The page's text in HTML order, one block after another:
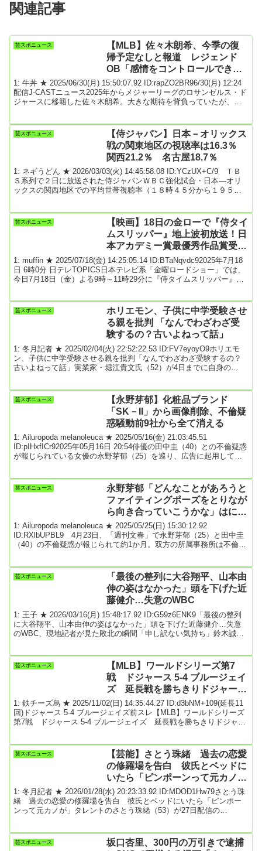
関連記事
芸スポニュース
【MLB】佐々木朗希、今季の復
帰予定なしと報道 レジェンド
OB「感情をコントロールできて
ないガキ」と批判
1: 牛丼 ★ 2025/06/30(月) 15:50:07.92 ID:rapZO2BR96/30(月) 12:24
配信J-CASTニュース2025年からメジャーリーグのロサンゼルス・ド
ジャースに移籍した佐々木朗希。大きな期待を背負っていたが、こ
し」という報道も出ている。佐々木朗希に何が起きているのか。現
地米国の報道を中心に追ってみよう。■メジャー移籍前は抜群の評価
芸スポニュース
【侍ジャパン】日本－オリックス
戦の関東地区の視聴率は16.3％
関西21.2％ 名古屋18.7％
1: ネギうどん ★ 2026/03/03(火) 14:45:58.08 ID:YCzUX+C/9 ＴＢ
Ｓ系列で２日に放送された侍ジャパンＷＢＣ強化試合・日本―オリ
ックスの関西地区での平均世帯視聴率（１８時４５分から１９５分
率（１９時９分から１７１分間）は１６・３％（平均個人視聴率
９・９％）、名古屋地区の平均世帯視聴率（１９時９分から１７１
分間）は１８・７％（平均個人視聴率１０...
芸スポニュース
【映画】18日の金ローで『侍タイ
ムスリッパー』地上波初放送！日
本アカデミー賞最優秀作品賞受賞
の話題作 見どころは？
1: muffin ★ 2025/07/18(金) 14:25:05.14 ID:BTaNqvdc92025年7月18
日 6時0分 日テレTOPICS日本テレビ系「金曜ロードショー」では、
今日7月18日（金）よる9時～11時29分に『侍タイムスリッパー』
送！『侍タイムスリッパー』は、超低予算の制作費と、わずかなス
タッフで撮影に挑み、公開当初はたった1館のみで上映されたとい
芸スポニュース
ホリエモン、子供に中学受験させ
る親を批判 「なんでわざわざ受
験するの？古いよねって話」
1: 冬月記者 ★ 2025/02/04(火) 22:52:22.53 ID:FV7eyoyO9ホリエモ
ン、子供に中学受験させる親を批判「なんでわざわざ受験するの？
古いよねって話」実業家・堀江貴文氏（52）が4日までに自身の
笑」とバッサリ。また「俺中学受験組な。変なのと関わらないよう
にするために受験したよ笑」といい「でも今はさ、N中等部みたいな
選択肢あるっしょ。なんでわざわざ受...
芸スポニュース
【永野芽郁】化粧品ブランド
「SK－II」から画像削除、不倫疑
惑騒動前9社から全て消える
1: Ailuropoda melanoleuca ★ 2025/05/16(金) 21:03:45.51
ID:pIHxfICr92025年05月16日 20:54俳優の田中圭（40）との不倫疑惑
が報じられている女優の永野芽郁（25）を巡り、広告に起用してい
は「NTTコミュニケーションズ」が永野の出演動画を削除。13日に
は「サントリー」「モスフードサービス」「三菱重...
芸スポニュース
永野芽郁「どんなことがあろうと
ファイティングポーズをとりなが
ら向き合っていこうかな」はにか
みながら誓った“女優継続スピー
チ”
1: Ailuropoda melanoleuca ★ 2025/05/25(日) 15:30:12.92
ID:RXlbUPBL9 4月23日、「週刊文春」で永野芽郁（25）と田中圭
（40）の不倫疑惑が報じられて約1か月。双方の所属事務所は不倫関
までスケジュールが埋まっているといわれるほどの永野だった。
（略）既婚者の男性を自宅に招くという自身の行動によって、大き
芸スポニュース
「最後の整列に大谷翔平、山本由
伸の姿はなかった」頭を下げた近
藤健介…失意のWBC
1: 王子 ★ 2026/03/16(月) 15:48:17.92 ID:G59z6ENK9「最後の整列
に大谷翔平、山本由伸の姿はなかった」頭を下げた近藤健介…失意
のWBC、現地記者が見た敗北の瞬間「申し訳ない気持ち」鈴木誠也
ラに敗れたWBC日本代表。試合終了からさらに1時間以上が経っても
姿を見せない選手たち。重苦しい雰囲気のなかで、現地記者が見た
芸スポニュース
【MLB】ワールドシリーズ第7
戦 ドジャース 5-4 ブルージェイ
ズ 延長戦を勝ちきりドジャース
連覇！山本由伸シリーズ3勝MVP
★5
1: 鉄チーズ烏 ★ 2025/11/02(日) 14:35:44.27 ID:d3bNM+109(延長11
回)ドジャース 5-4 ブルージェイズ前スレ【MLB】ワールドシリーズ
第7戦 ドジャース 5-4 ブルージェイズ 延長戦を勝ちきりドジャー
ほぼ完璧な対策ができていたのに勝負を決めるワンプレーが最後ま
で出なかったよなブル...
芸スポニュース
【芸能】さとう珠緒 過去の恋愛
の修羅場を告白 彼氏とベッドに
いたら「ピンポーンって元カノ
が」wwwwwww
1: 冬月記者 ★ 2026/01/28(水) 20:23:33.92 ID:MDOD1Hw79さとう珠
緒 過去の恋愛の修羅場を告白 彼氏とベッドにいたら「ピンポー
ンって元カノが」タレントのさとう珠緒（53）が27日配信の
思議な生活に密着。その流れで、さとうが過去の恋愛の修羅場につ
いて赤裸々に告白した。さとうが20代だった当時、付き合っていた
芸スポニュース
坂口杏里、300円の万引きで逮捕